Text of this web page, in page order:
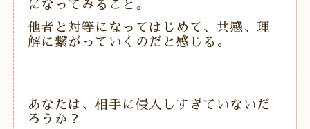
になってみること。
他者と対等になってはじめて、 共感、理
解に繋がっていくのだと感じる。
あなたは、相手に侵入しすぎていないだ
ろうか？